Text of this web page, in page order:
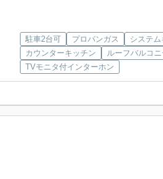
駐車2台可 プロパンガス
システ
カウンターキッチン
ルーフバルコニ
TVモニタ付インターホン